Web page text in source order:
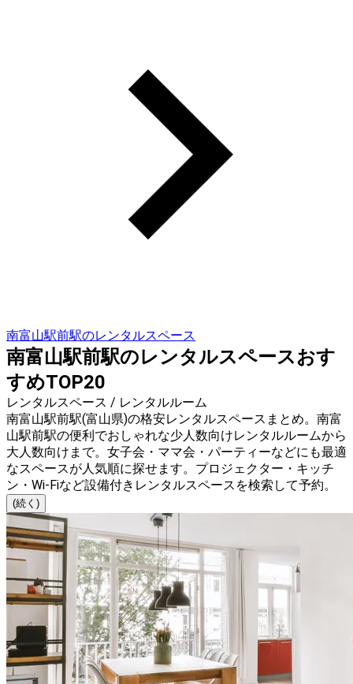
南富山駅前駅のレンタルスペース
南富山駅前駅のレンタルスペースおす
すめTOP20
レンタルスペース / レンタルルーム
南富山駅前駅(富山県)の格安レンタルスペースまとめ。南富
山駅前駅の便利でおしゃれな少人数向けレンタルルームから
大人数向けまで。女子会・ママ会・パーティーなどにも最適
なスペースが人気順に探せます。プロジェクター・キッチ
ン・Wi-Fiなど設備付きレンタルスペースを検索して予約。
(続く)